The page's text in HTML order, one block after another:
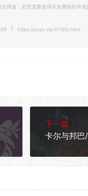
用途，若您需要使用非免费的软件或
https://uuyx.vip/47190/.html
下一篇：
卡尔与邦